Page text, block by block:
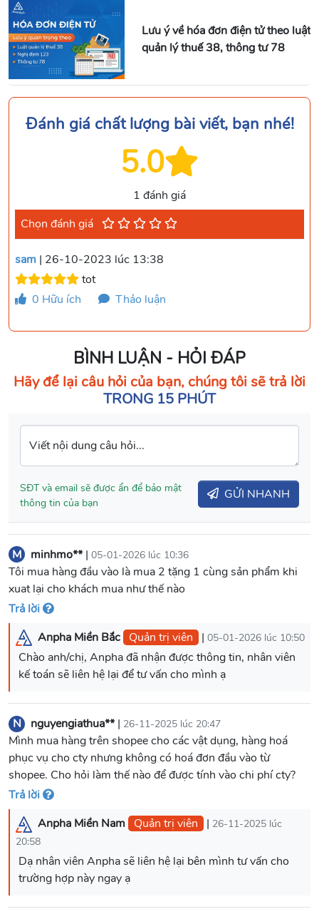
Lưu ý về hóa đơn điện tử theo luật
quản lý thuế 38, thông tư 78
Đánh giá chất lượng bài viết, bạn nhé!
5.0
1 đánh giá
Chọn đánh giá
sam | 26-10-2023 lúc 13:38
tot
0 Hữu ích Thảo luận
BÌNH LUẬN - HỎI ĐÁP
Hãy để lại câu hỏi của bạn, chúng tôi sẽ trả lời
TRONG 15 PHÚT
Viết nội dung câu hỏi...
SĐT và email sẽ được ẩn để bảo mật
thông tin của bạn
GỬI NHANH
M minhmo**| 05-01-2026 lúc 10:36
Tôi mua hàng đầu vào là mua 2 tặng 1 cùng sản phẩm khi
xuat lại cho khách mua như thế nào
Trả lời
Anpha Miền Bắc Quản trị viên | 05-01-2026 lúc 10:50
Chào anh/chị, Anpha đã nhận được thông tin, nhân viên
kế toán sẽ liên hệ lại để tư vấn cho mình ạ
N nguyengiathua**| 26-11-2025 lúc 20:47
Mình mua hàng trên shopee cho các vật dụng, hàng hoá
phục vụ cho cty nhưng không có hoá đơn đầu vào từ
shopee. Cho hỏi làm thế nào để được tính vào chi phí cty?
Trả lời
Anpha Miền Nam Quản trị viên | 26-11-2025 lúc
20:58
Dạ nhân viên Anpha sẽ liên hệ lại bên mình tư vấn cho